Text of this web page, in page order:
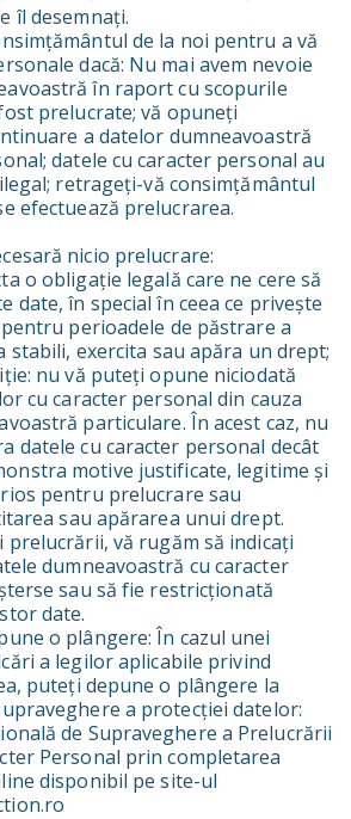
îl desemnați.
de la noi pentru a vă
dacă: Nu mai avem nevoie
în raport cu scopurile
prelucrate; vă opuneți
a datelor dumneavoastră
datele cu caracter personal au
retrageți-vă consimțământul
efectuează prelucrarea.
nicio prelucrare:
o obligație legală care ne cere să
date, în special în ceea ce privește
perioadele de păstrare a
stabili, exercita sau apăra un drept;
nu vă puteți opune niciodată
cu caracter personal din cauza
particulare. În acest caz, nu
datele cu caracter personal decât
motive justificate, legitime și
pentru prelucrare sau
sau apărarea unui drept.
prelucrării, vă rugăm să indicați
dumneavoastră cu caracter
sau să fie restricționată
date.
o plângere: În cazul unei
a legilor aplicabile privind
puteți depune o plângere la
a protecției datelor:
de Supraveghere a Prelucrării
Personal prin completarea
disponibil pe site-ul